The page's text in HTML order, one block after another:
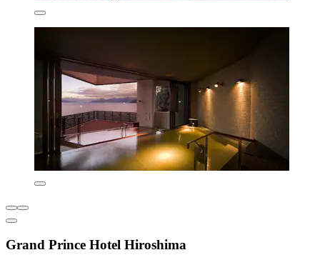
Grand Prince Hotel Hiroshima